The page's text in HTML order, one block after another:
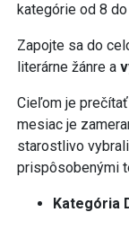
kategórie od 8
Zapojte sa do
literárne žánre a
Cieľom je prečítať
mesiac je
starostlivo
prispôsobenými
Kategória